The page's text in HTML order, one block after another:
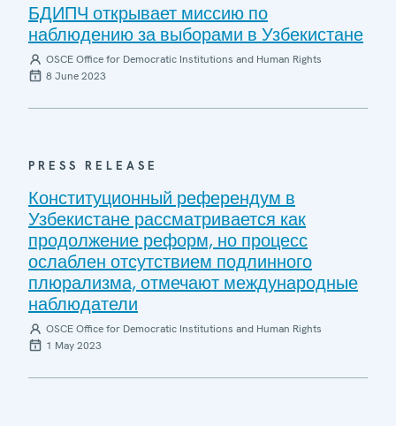
БДИПЧ открывает миссию по
наблюдению за выборами в Узбекистане
OSCE Office for Democratic Institutions and Human Rights
8 June 2023
PRESS RELEASE
Конституционный референдум в
Узбекистане рассматривается как
продолжение реформ, но процесс
ослаблен отсутствием подлинного
плюрализма, отмечают международные
наблюдатели
OSCE Office for Democratic Institutions and Human Rights
1 May 2023